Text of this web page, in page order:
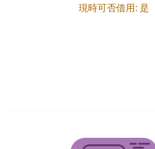
現時可否借用: 是